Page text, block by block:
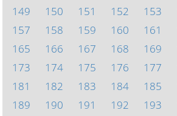
149
150 151 152 153
157
158 159 160 161
165
166 167 168 169
173
174 175 176 177
181
182 183 184 185
189
190 191 192 193